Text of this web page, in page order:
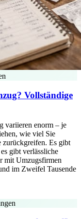
Vollständige
variieren enorm – je
wie viel Sie
zurückgreifen. Es gibt
gibt verlässliche
mit Umzugsfirmen
im Zweifel Tausende